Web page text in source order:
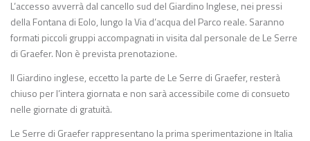
L’accesso avverrà dal cancello sud del Giardino Inglese, nei pressi
della Fontana di Eolo, lungo la Via d’acqua del Parco reale. Saranno
formati piccoli gruppi accompagnati in visita dal personale de Le Serre
di Graefer. Non è prevista prenotazione.
Il Giardino inglese, eccetto la parte de Le Serre di Graefer, resterà
chiuso per l’intera giornata e non sarà accessibile come di consueto
nelle giornate di gratuità.
Le Serre di Graefer rappresentano la prima sperimentazione in Italia